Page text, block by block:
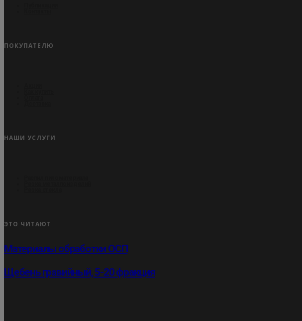
ПОКУПАТЕЛЮ
НАШИ УСЛУГИ
ЭТО ЧИТАЮТ
Материалы обработки ОСП
Щебень гравийный, 5-20 фракция